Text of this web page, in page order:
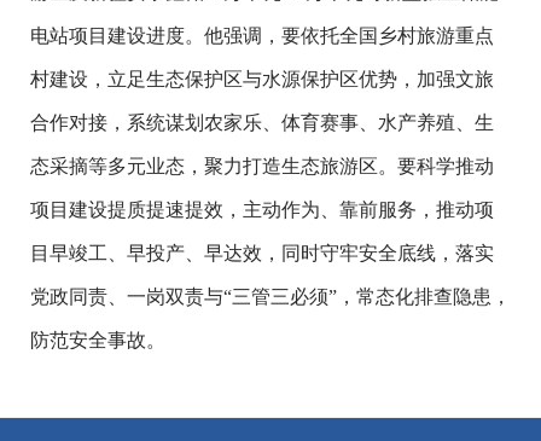
电站项目建设进度。他强调，要依托全国乡村旅游重点
村建设，立足生态保护区与水源保护区优势，加强文旅
合作对接，系统谋划农家乐、体育赛事、水产养殖、生
态采摘等多元业态，聚力打造生态旅游区。要科学推动
项目建设提质提速提效，主动作为、靠前服务，推动项
目早竣工、早投产、早达效，同时守牢安全底线，落实
党政同责、一岗双责与“三管三必须”，常态化排查隐患，
防范安全事故。